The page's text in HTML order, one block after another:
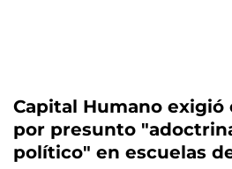
Capital Humano exigió
por presunto
político" en escuelas